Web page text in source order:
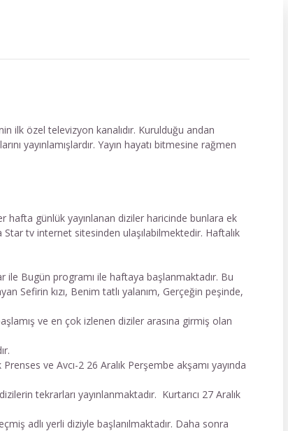
ilk özel televizyon kanalıdır. Kurulduğu andan
yayınlamışlardır. Yayın hayatı bitmesine rağmen
hafta günlük yayınlanan diziler haricinde bunlara ek
Star tv internet sitesinden ulaşılabilmektedir. Haftalık
ile Bugün programı ile haftaya başlanmaktadır. Bu
Sefirin kızı, Benim tatlı yalanım, Gerçeğin peşinde,
ve en çok izlenen diziler arasına girmiş olan
ve Avcı-2 26 Aralık Perşembe akşamı yayında
tekrarları yayınlanmaktadır. Kurtarıcı 27 Aralık
adlı yerli diziyle başlanılmaktadır. Daha sonra